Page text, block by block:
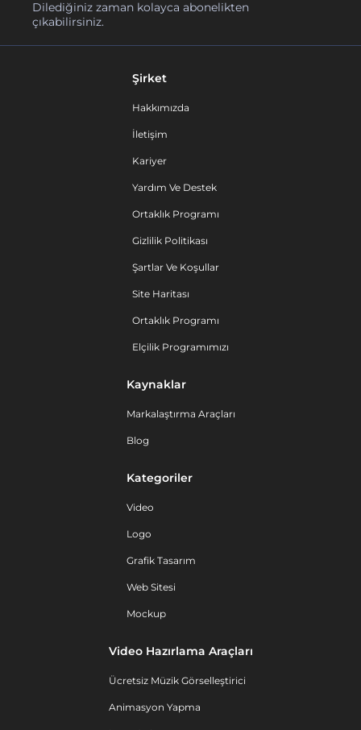
Dilediğiniz zaman kolayca abonelikten
çıkabilirsiniz.
Şirket
Hakkımızda
İletişim
Kariyer
Yardım Ve Destek
Ortaklık Programı
Gizlilik Politikası
Şartlar Ve Koşullar
Site Haritası
Ortaklık Programı
Elçilik Programımızı
Kaynaklar
Markalaştırma Araçları
Blog
Kategoriler
Video
Logo
Grafik Tasarım
Web Sitesi
Mockup
Video Hazırlama Araçları
Ücretsiz Müzik Görselleştirici
Animasyon Yapma